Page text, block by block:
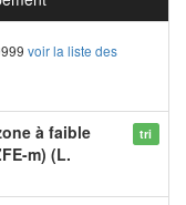
voir la liste des
à faible
m) (L.
tri